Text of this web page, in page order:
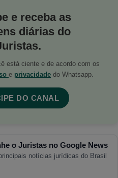
e receba as
diárias do
está ciente e de acordo com os
e privacidade do Whatsapp.
DO CANAL
o Juristas no Google News
notícias jurídicas do Brasil